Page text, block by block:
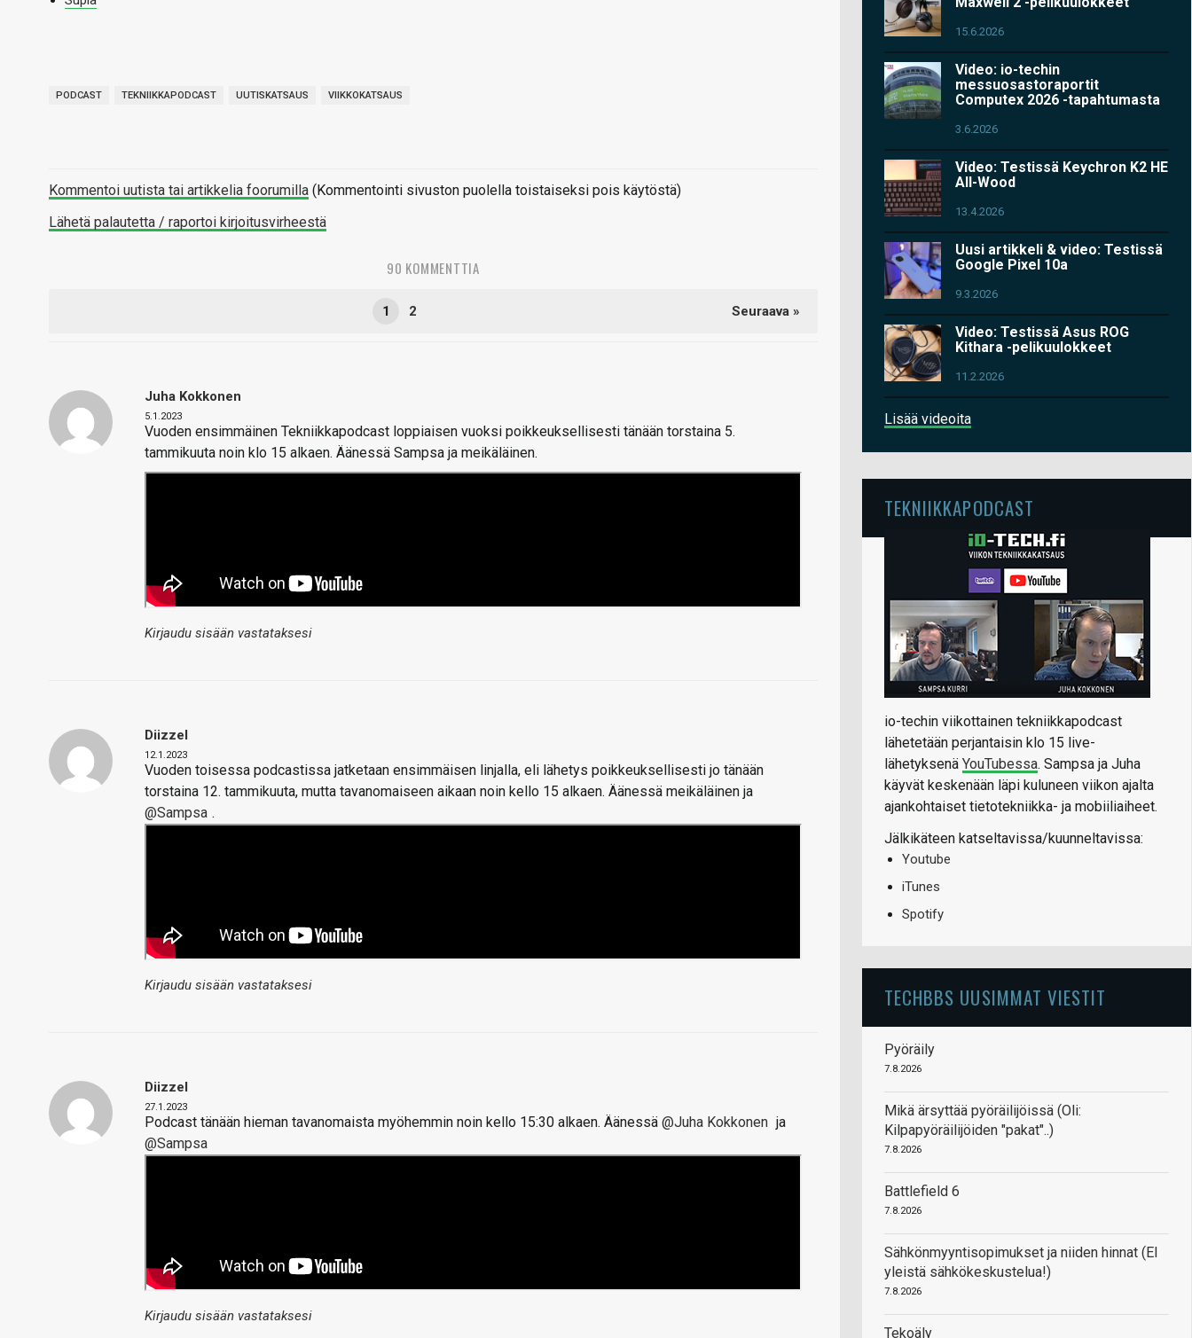
PODCAST TEKNIIKKAPODCAST UUTISKATSAUS VIIKKOKATSAUS
Kommentoi uutista tai artikkelia foorumilla (Kommentointi sivuston puolella toistaiseksi pois käytöstä)
Lähetä palautetta / raportoi kirjoitusvirheestä
90 KOMMENTTIA
1 2 Seuraava »
Juha Kokkonen
5.1.2023
Vuoden ensimmäinen Tekniikkapodcast loppiaisen vuoksi poikkeuksellisesti tänään torstaina 5.
tammikuuta noin klo 15 alkaen. Äänessä Sampsa ja meikäläinen.
Kirjaudu sisään vastataksesi
Diizzel
12.1.2023
Vuoden toisessa podcastissa jatketaan ensimmäisen linjalla, eli lähetys poikkeuksellisesti jo tänään
torstaina 12. tammikuuta, mutta tavanomaiseen aikaan noin kello 15 alkaen. Äänessä meikäläinen ja
@Sampsa .
Kirjaudu sisään vastataksesi
Diizzel
27.1.2023
Podcast tänään hieman tavanomaista myöhemmin noin kello 15:30 alkaen. Äänessä @Juha Kokkonen ja
@Sampsa
Kirjaudu sisään vastataksesi
15.6.2026
Video: io-techin
messuosastoraportit
Computex 2026 -tapahtumasta
3.6.2026
Video: Testissä Keychron K2 HE
All-Wood
13.4.2026
Uusi artikkeli & video: Testissä
Google Pixel 10a
9.3.2026
Video: Testissä Asus ROG
Kithara -pelikuulokkeet
11.2.2026
Lisää videoita
TEKNIIKKAPODCAST
io-techin viikottainen tekniikkapodcast
lähetetään perjantaisin klo 15 live-
lähetyksenä YouTubessa. Sampsa ja Juha
käyvät keskenään läpi kuluneen viikon ajalta
ajankohtaiset tietotekniikka- ja mobiiliaiheet.
Jälkikäteen katseltavissa/kuunneltavissa:
Youtube
iTunes
Spotify
TECHBBS UUSIMMAT VIESTIT
Pyöräily
7.8.2026
Mikä ärsyttää pyöräilijöissä (Oli:
Kilpapyöräilijöiden "pakat"..)
7.8.2026
Battlefield 6
7.8.2026
Sähkönmyyntisopimukset ja niiden hinnat (EI
yleistä sähkökeskustelua!)
7.8.2026
Tekoäly